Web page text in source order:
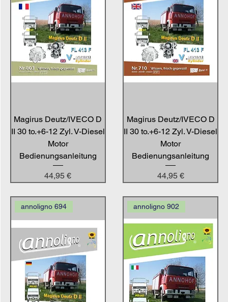
Magirus Deutz/IVECO D
II 30 to.+6-12 Zyl. V-Diesel
Motor
Bedienungsanleitung
Preis
44,95 €
Magirus Deutz/IVECO D
II 30 to.+6-12 Zyl. V-Diesel
Motor
Bedienungsanleitung
Preis
44,95 €
annoligno 694 annoligno 902